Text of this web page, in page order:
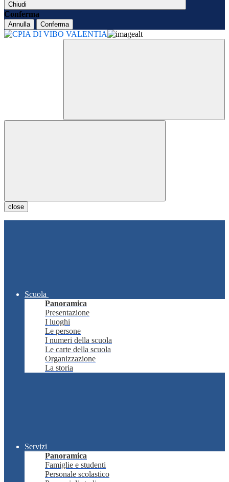
Chiudi
Conferma
Annulla Conferma
close
Scuola
Panoramica
Presentazione
I luoghi
Le persone
I numeri della scuola
Le carte della scuola
Organizzazione
La storia
Servizi
Panoramica
Famiglie e studenti
Personale scolastico